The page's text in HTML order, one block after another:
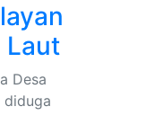
Laut
Desa
diduga